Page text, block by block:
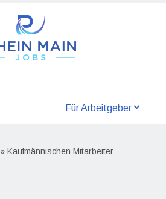
Für Arbeitgeber
» Kaufmännischen Mitarbeiter